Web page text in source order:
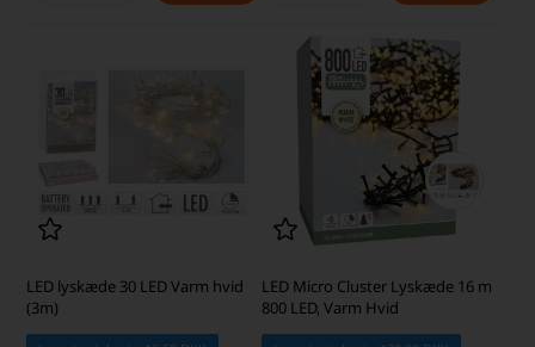
LED lyskæde 30 LED Varm hvid
(3m)
LED Micro Cluster Lyskæde 16 m
800 LED, Varm Hvid